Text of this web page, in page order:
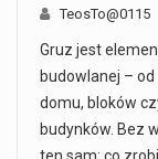
TeosTo@0115
Gruz jest
budowlanej –
domu, bloków
budynków. Bez